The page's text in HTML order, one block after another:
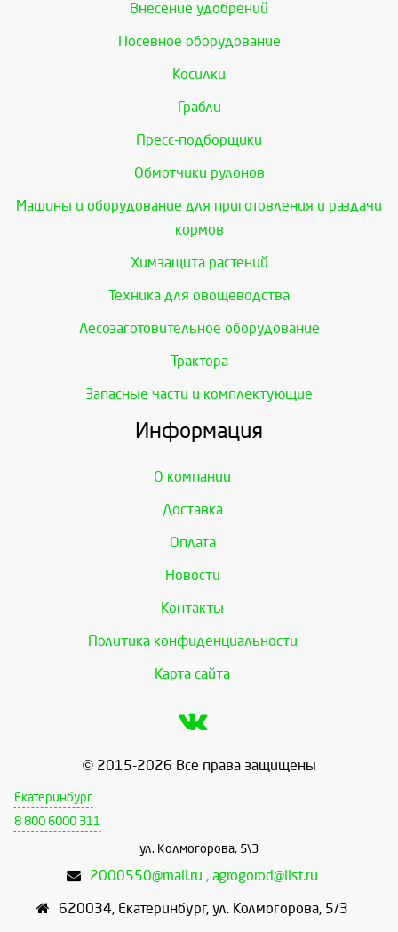
Внесение удобрений
Посевное оборудование
Косилки
Грабли
Пресс-подборщики
Обмотчики рулонов
Машины и оборудование для приготовления и раздачи
кормов
Химзащита растений
Техника для овощеводства
Лесозаготовительное оборудование
Трактора
Запасные части и комплектующие
Информация
О компании
Доставка
Оплата
Новости
Контакты
Политика конфиденциальности
Карта сайта
© 2015-2026 Все права защищены
Екатеринбург
8 800 6000 311
ул. Колмогорова, 5\3
2000550@mail.ru , agrogorod@list.ru
620034, Екатеринбург, ул. Колмогорова, 5/3